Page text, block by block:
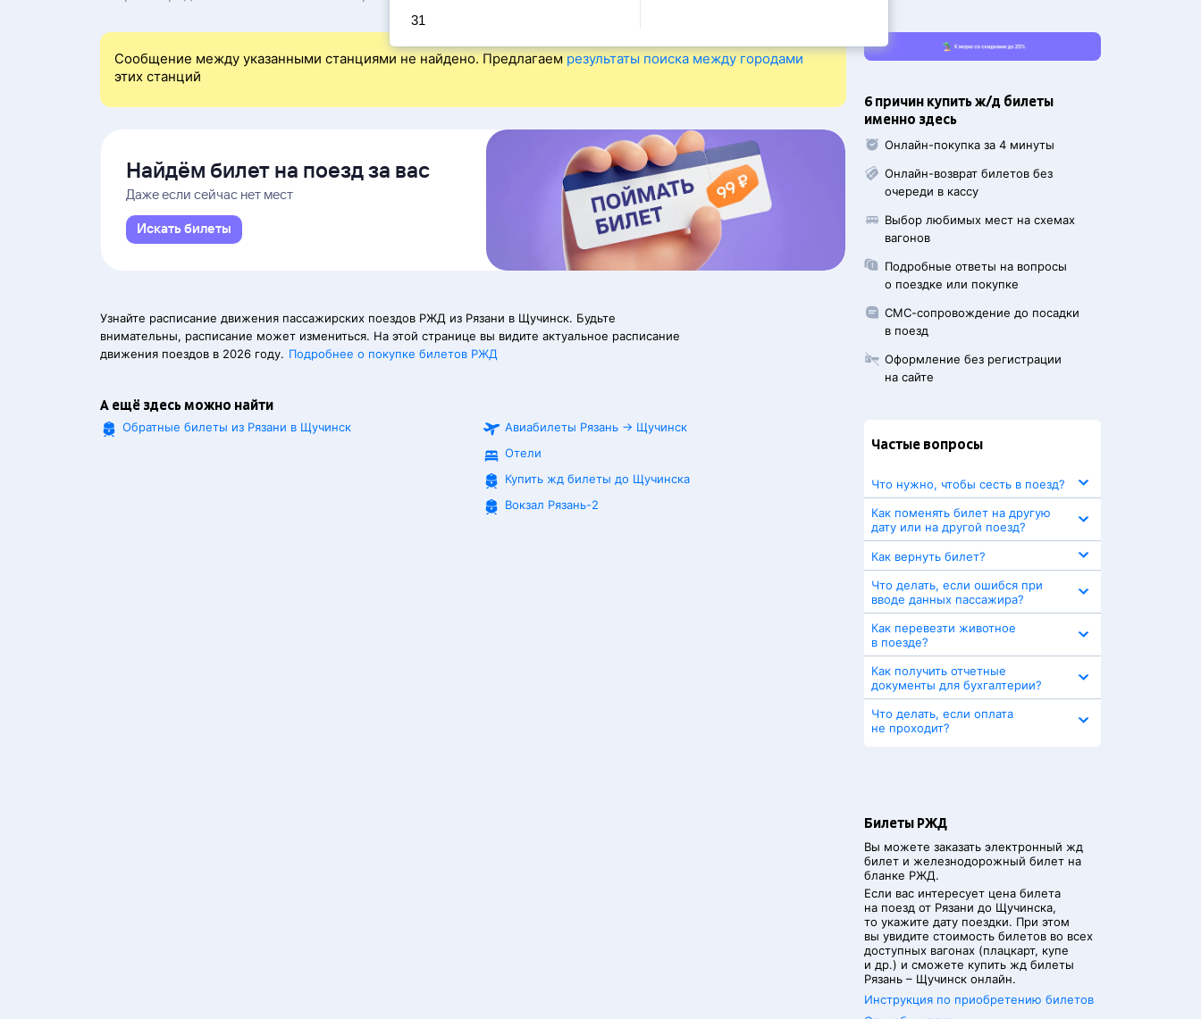
31
Сообщение между указанными станциями не найдено. Предлагаем результаты поиска между городами
этих станций
Найдём билет на поезд за вас
Даже если сейчас нет мест
Искать билеты
Узнайте расписание движения пассажирских поездов РЖД из Рязани в Щучинск. Будьте
внимательны, расписание может измениться. На этой странице вы видите актуальное расписание
движения поездов в 2026 году. Подробнее о покупке билетов РЖД
А ещё здесь можно найти
Обратные билеты из Рязани в Щучинск Авиабилеты Рязань→ Щучинск
Отели
Купить жд билеты до Щучинска
Вокзал Рязань-2
6 причин купить ж/д билеты
именно здесь
Онлайн-покупка за 4 минуты
Онлайн-возврат билетов без
очереди в кассу
Выбор любимых мест на схемах
вагонов
Подробные ответы на вопросы
о поездке или покупке
СМС-сопровождение до посадки
в поезд
Оформление без регистрации
на сайте
Частые вопросы
Что нужно, чтобы сесть в поезд?
Как поменять билет на другую
дату или на другой поезд?
Как вернуть билет?
Что делать, если ошибся при
вводе данных пассажира?
Как перевезти животное
в поезде?
Как получить отчетные
документы для бухгалтерии?
Что делать, если оплата
не проходит?
Билеты РЖД
Вы можете заказать электронный жд
билет и железнодорожный билет на
бланке РЖД.
Если вас интересует цена билета
на поезд от Рязани до Щучинска,
то укажите дату поездки. При этом
вы увидите стоимость билетов во всех
доступных вагонах (плацкарт, купе
и др.) и сможете купить жд билеты
Рязань – Щучинск онлайн.
Инструкция по приобретению билетов